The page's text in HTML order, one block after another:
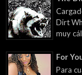
Dirt
muy
For
Para